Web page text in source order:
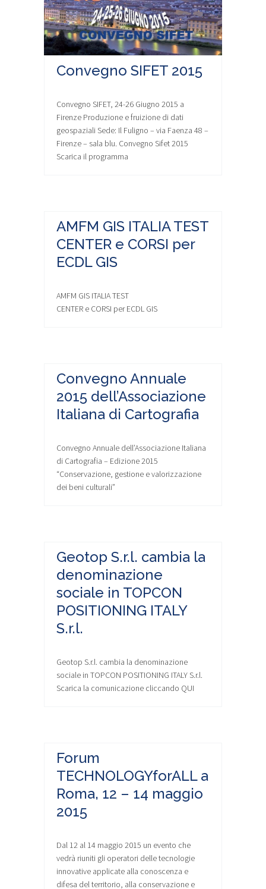
Convegno SIFET 2015
Convegno SIFET, 24-26 Giugno 2015 a
Firenze Produzione e fruizione di dati
geospaziali Sede: Il Fuligno – via Faenza 48 –
Firenze – sala blu. Convegno Sifet 2015
Scarica il programma
AMFM GIS ITALIA TEST
CENTER e CORSI per
ECDL GIS
AMFM GIS ITALIA TEST
CENTER e CORSI per ECDL GIS
Convegno Annuale
2015 dell’Associazione
Italiana di Cartografia
Convegno Annuale dell’Associazione Italiana
di Cartografia – Edizione 2015
“Conservazione, gestione e valorizzazione
dei beni culturali”
Geotop S.r.l. cambia la
denominazione
sociale in TOPCON
POSITIONING ITALY
S.r.l.
Geotop S.r.l. cambia la denominazione
sociale in TOPCON POSITIONING ITALY S.r.l.
Scarica la comunicazione cliccando QUI
Forum
TECHNOLOGYforALL a
Roma, 12 – 14 maggio
2015
Dal 12 al 14 maggio 2015 un evento che
vedrà riuniti gli operatori delle tecnologie
innovative applicate alla conoscenza e
difesa del territorio, alla conservazione e